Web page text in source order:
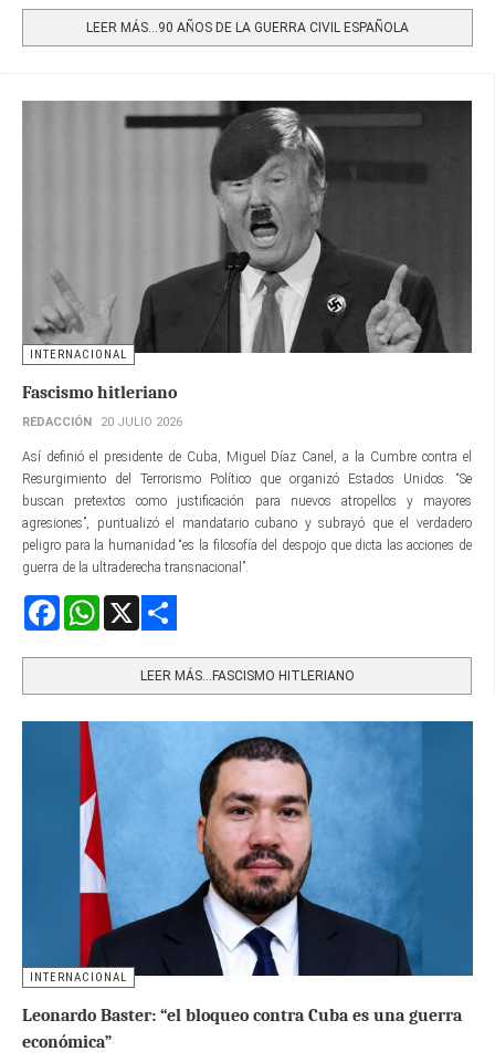
LEER MÁS…90 AÑOS DE LA GUERRA CIVIL ESPAÑOLA
INTERNACIONAL
Fascismo hitleriano
REDACCIÓN 20 JULIO 2026
Así definió el presidente de Cuba, Miguel Díaz Canel, a la Cumbre contra el
Resurgimiento del Terrorismo Político que organizó Estados Unidos. “Se
buscan pretextos como justificación para nuevos atropellos y mayores
agresiones”, puntualizó el mandatario cubano y subrayó que el verdadero
peligro para la humanidad “es la filosofía del despojo que dicta las acciones de
guerra de la ultraderecha transnacional”.
FacebookWhatsApp
LEER MÁS…FASCISMO HITLERIANO
INTERNACIONAL
Leonardo Baster: “el bloqueo contra Cuba es una guerra
económica”